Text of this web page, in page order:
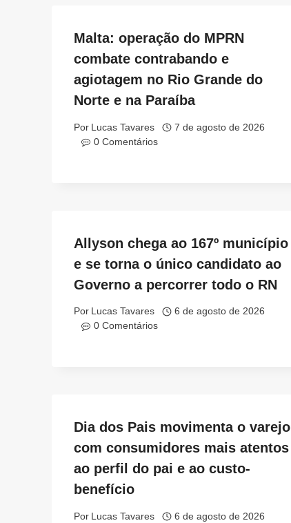
Malta: operação do MPRN
combate contrabando e
agiotagem no Rio Grande do
Norte e na Paraíba
Por Lucas Tavares
7 de agosto de 2026
0 Comentários
Allyson chega ao 167º município
e se torna o único candidato ao
Governo a percorrer todo o RN
Por Lucas Tavares
6 de agosto de 2026
0 Comentários
Dia dos Pais movimenta o varejo
com consumidores mais atentos
ao perfil do pai e ao custo-
benefício
Por Lucas Tavares
6 de agosto de 2026